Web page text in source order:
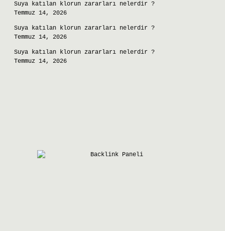
Suya katılan klorun zararları nelerdir ?
Temmuz 14, 2026
Suya katılan klorun zararları nelerdir ?
Temmuz 14, 2026
Suya katılan klorun zararları nelerdir ?
Temmuz 14, 2026